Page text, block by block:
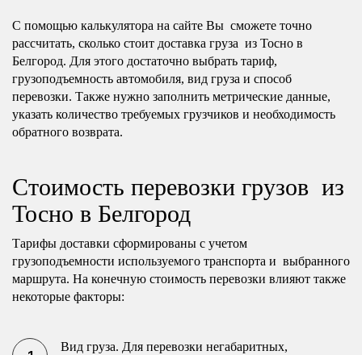
С помощью калькулятора на сайте Вы сможете точно
рассчитать, сколько стоит доставка груза из Тосно в
Белгород. Для этого достаточно выбрать тариф,
грузоподъемность автомобиля, вид груза и способ
перевозки. Также нужно заполнить метрические данные,
указать количество требуемых грузчиков и необходимость
обратного возврата.
Стоимость перевозки грузов из
Тосно в Белгород
Тарифы доставки сформированы с учетом
грузоподъемности используемого транспорта и выбранного
маршрута. На конечную стоимость перевозки влияют также
некоторые факторы:
Вид груза. Для перевозки негабаритных,